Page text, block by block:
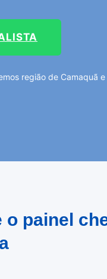
região de Camaquã
painel